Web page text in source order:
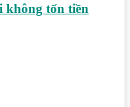
không tốn tiền